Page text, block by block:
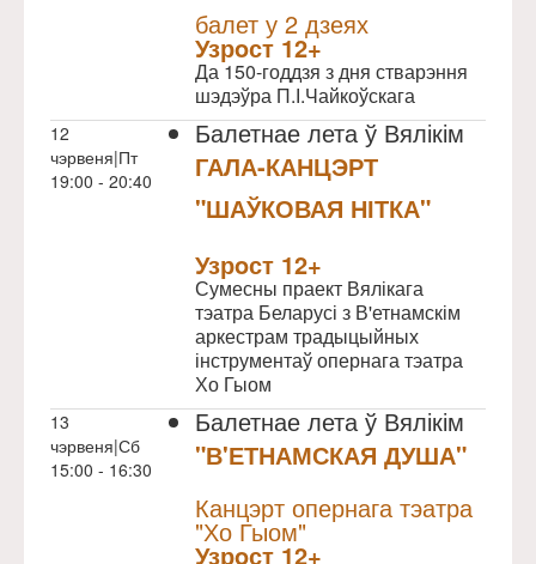
балет у 2 дзеях
Узрoст 12+
Да 150-годдзя з дня стварэння
шэдэўра П.І.Чайкоўскага
12
чэрвеня|Пт
19:00 - 20:40
Балетнае лета ў Вялікім
ГАЛА-КАНЦЭРТ
"ШАЎКОВАЯ НІТКА"
Узрoст 12+
Сумесны праект Вялікага
тэатра Беларусі з В'етнамскім
аркестрам традыцыйных
інструментаў опернага тэатра
Хо Гыом
13
чэрвеня|Сб
15:00 - 16:30
Балетнае лета ў Вялікім
"В'ЕТНАМСКАЯ ДУША"
Канцэрт опернага тэатра
"Хо Гыом"
Узрoст 12+